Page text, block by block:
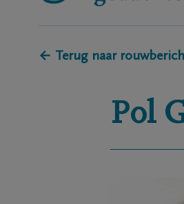
← Terug naar
Pol